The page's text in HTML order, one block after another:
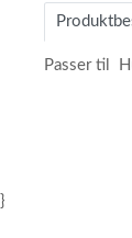
Passer til
}